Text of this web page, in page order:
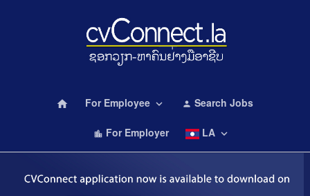
home For Employee keyboard_arrow_down person Search Jobs
location_city For Employer LA keyboard_arrow_down